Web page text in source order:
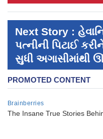
Next Story :
પત્નીની પિટાઈ
સુધી અગાસીમાંથી